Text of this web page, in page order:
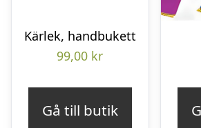
Kärlek, handbukett
99,00 kr
Gå till butik